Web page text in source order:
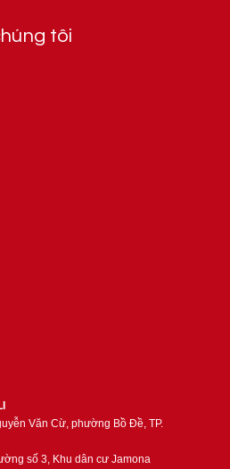
tôi
Văn Cừ, phường Bồ Đề, TP.
số 3, Khu dân cư Jamona